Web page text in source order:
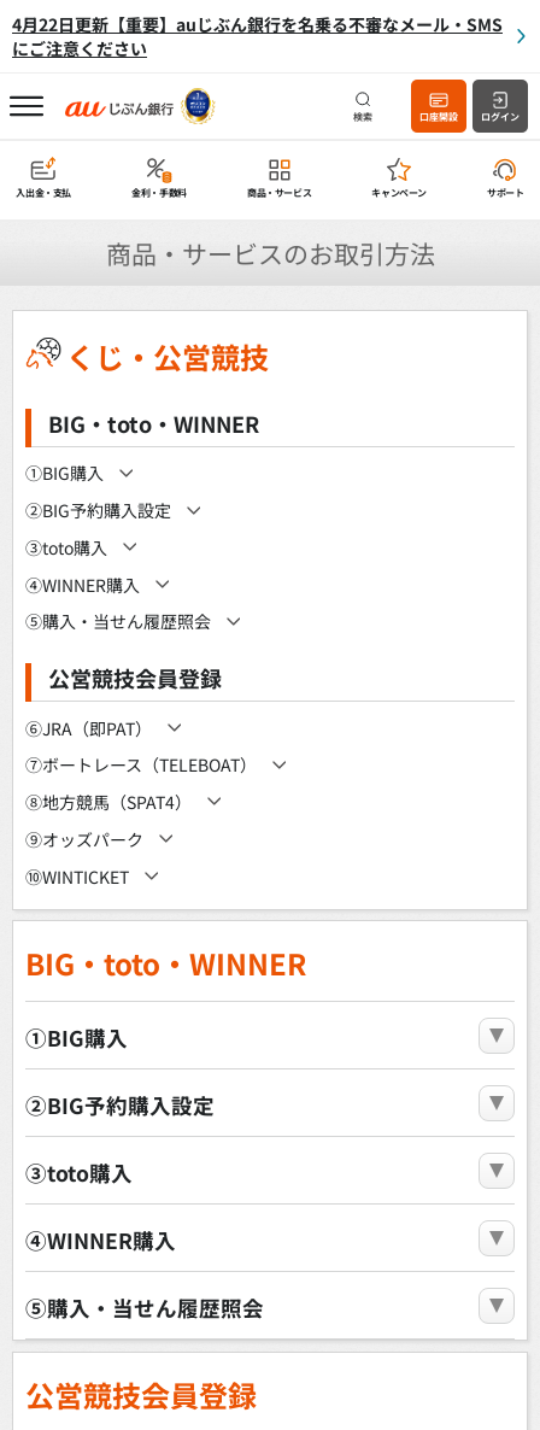
4月22日更新【重要】auじぶん銀行を名乗る不審なメール・SMS
にご注意ください
検索 口座開設 ログイン
入出金・支払 金利・手数料 商品・サービス キャンペーン サポート
商品・サービスのお取引方法
くじ・公営競技
BIG・toto・WINNER
①BIG購入
②BIG予約購入設定
③toto購入
④WINNER購入
⑤購入・当せん履歴照会
公営競技会員登録
⑥JRA（即PAT）
⑦ボートレース（TELEBOAT）
⑧地方競馬（SPAT4）
⑨オッズパーク
⑩WINTICKET
BIG・toto・WINNER
①BIG購入
②BIG予約購入設定
③toto購入
④WINNER購入
⑤購入・当せん履歴照会
公営競技会員登録